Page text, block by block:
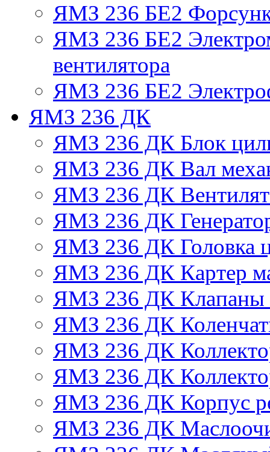
ЯМЗ 236 БЕ2
ЯМЗ 236 БЕ2
вентилятора
ЯМЗ 236 БЕ2
ЯМЗ 236 ДК
ЯМЗ 236 ДК Блок
ЯМЗ 236 ДК Вал
ЯМЗ 236 ДК
ЯМЗ 236 ДК
ЯМЗ 236 ДК Головка
ЯМЗ 236 ДК Картер
ЯМЗ 236 ДК Клапаны
ЯМЗ 236 ДК
ЯМЗ 236 ДК
ЯМЗ 236 ДК
ЯМЗ 236 ДК Корпус
ЯМЗ 236 ДК